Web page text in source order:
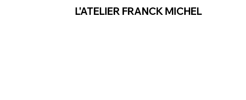
L'ATELIER FRANCK MICHEL